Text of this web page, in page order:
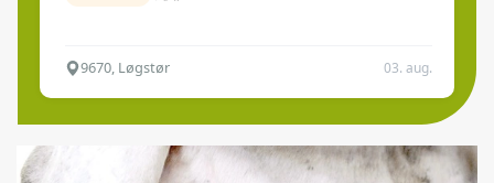
9670, Løgstør 03. aug.